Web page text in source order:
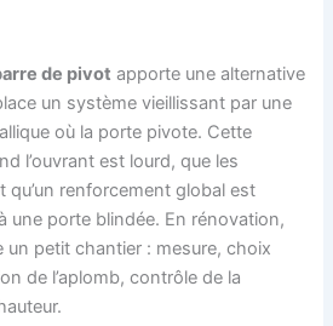
de pivot apporte une alternative
un système vieillissant par une
où la porte pivote. Cette
l’ouvrant est lourd, que les
qu’un renforcement global est
une porte blindée. En rénovation,
un petit chantier : mesure, choix
de l’aplomb, contrôle de la